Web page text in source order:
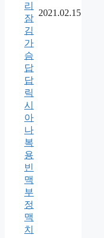
리
잠
김
가
슴
답
답
릭
시
아
나
복
용
빈
맥
부
정
맥
치
2021.02.15